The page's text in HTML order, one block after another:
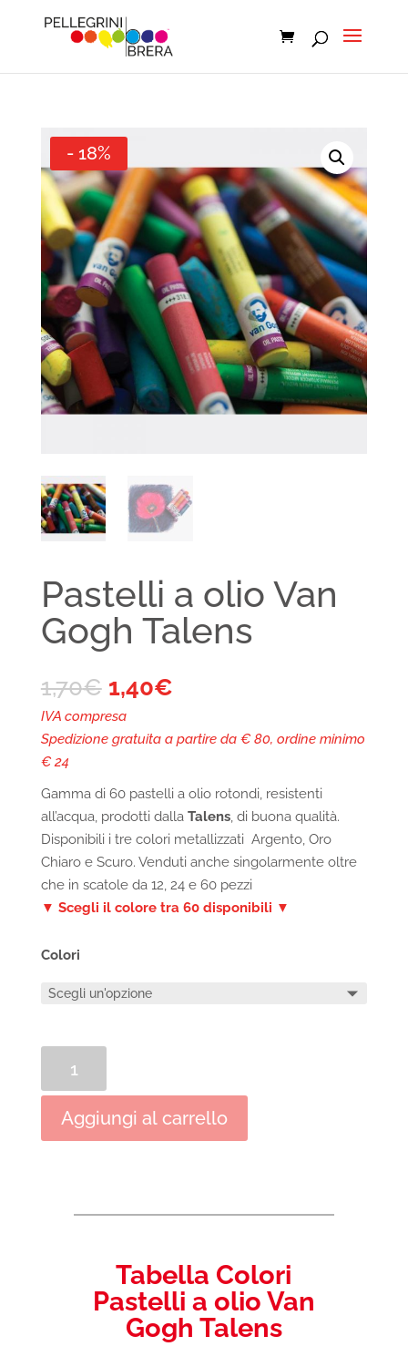
- 18%
Pastelli a olio Van
Gogh Talens
1,70€ 1,40€
IVA compresa
Spedizione gratuita a partire da € 80, ordine minimo
€ 24
Gamma di 60 pastelli a olio rotondi, resistenti
all’acqua, prodotti dalla Talens, di buona qualità.
Disponibili i tre colori metallizzati Argento, Oro
Chiaro e Scuro. Venduti anche singolarmente oltre
che in scatole da 12, 24 e 60 pezzi
▼ Scegli il colore tra 60 disponibili ▼
Colori
olio
VanAggiungi al carrello
Tabella Colori
Pastelli a olio Van
Gogh Talens